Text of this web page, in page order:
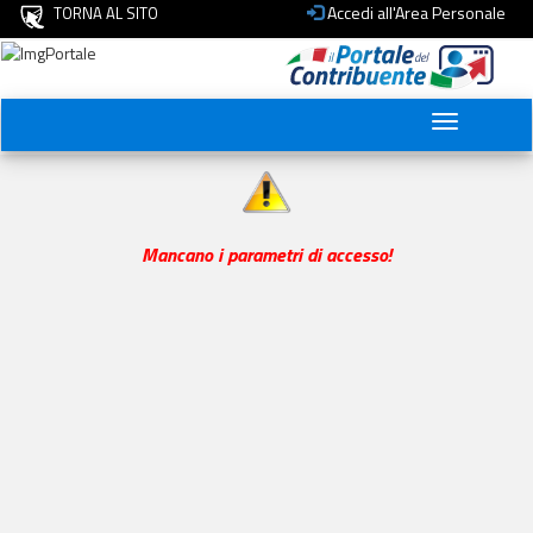
TORNA AL SITO Accedi all'Area Personale
Toggle
navigation
Mancano i parametri di accesso!